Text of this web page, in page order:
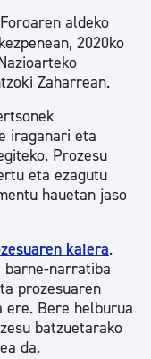
aldeko
2020ko
Zaharrean.
iraganari eta
Prozesu
eta ezagutu
hauetan jaso
kaiera.
narratiba
prozesuaren
ere. Bere helburua
batzuetarako
da.